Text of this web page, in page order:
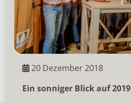
20 Dezember 2018
Ein sonniger Blick auf 2019